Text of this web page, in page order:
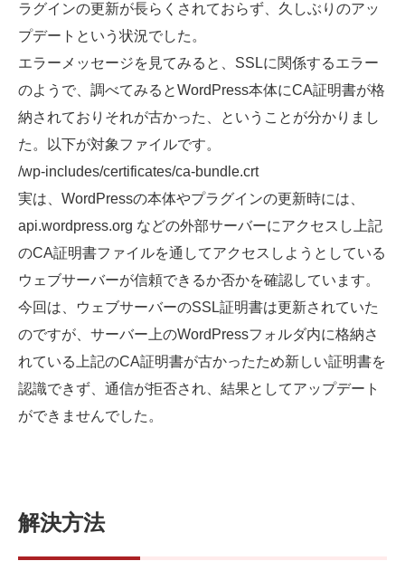
ラグインの更新が長らくされておらず、久しぶりのアッ
プデートという状況でした。
エラーメッセージを見てみると、SSLに関係するエラー
のようで、調べてみるとWordPress本体にCA証明書が格
納されておりそれが古かった、ということが分かりまし
た。以下が対象ファイルです。
/wp-includes/certificates/ca-bundle.crt
実は、WordPressの本体やプラグインの更新時には、
api.wordpress.org などの外部サーバーにアクセスし上記
のCA証明書ファイルを通してアクセスしようとしている
ウェブサーバーが信頼できるか否かを確認しています。
今回は、ウェブサーバーのSSL証明書は更新されていた
のですが、サーバー上のWordPressフォルダ内に格納さ
れている上記のCA証明書が古かったため新しい証明書を
認識できず、通信が拒否され、結果としてアップデート
ができませんでした。
解決方法